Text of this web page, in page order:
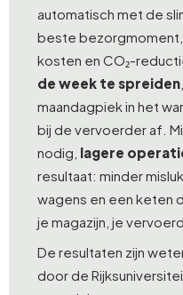
automatisch met de
beste bezorgmoment,
kosten en CO₂-
de week te spreiden
maandagpiek in het
bij de vervoerder af.
nodig, lagere
resultaat: minder
wagens en een keten
je magazijn, je
De resultaten zijn
door de